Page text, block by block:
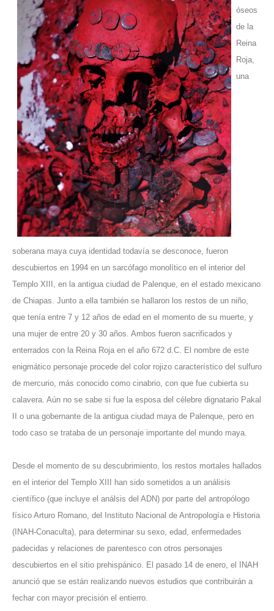
óseos
de la
Reina
Roja,
una
soberana maya cuya identidad todavía se desconoce, fueron
descubiertos en 1994 en un sarcófago monolítico en el interior del
Templo XIII, en la antigua ciudad de Palenque, en el estado mexicano
de Chiapas. Junto a ella también se hallaron los restos de un niño,
que tenía entre 7 y 12 años de edad en el momento de su muerte, y
una mujer de entre 20 y 30 años. Ambos fueron sacrificados y
enterrados con la Reina Roja en el año 672 d.C. El nombre de este
enigmático personaje procede del color rojizo característico del sulfuro
de mercurio, más conocido como cinabrio, con que fue cubierta su
calavera. Aún no se sabe si fue la esposa del célebre dignatario Pakal
II o una gobernante de la antigua ciudad maya de Palenque, pero en
todo caso se trataba de un personaje importante del mundo maya.
Desde el momento de su descubrimiento, los restos mortales hallados
en el interior del Templo XIII han sido sometidos a un análisis
científico (que incluye el análsis del ADN) por parte del antropólogo
físico Arturo Romano, del Instituto Nacional de Antropología e Historia
(INAH-Conaculta), para determinar su sexo, edad, enfermedades
padecidas y relaciones de parentesco con otros personajes
descubiertos en el sitio prehispánico. El pasado 14 de enero, el INAH
anunció que se están realizando nuevos estudios que contribuirán a
fechar con mayor precisión el entierro.